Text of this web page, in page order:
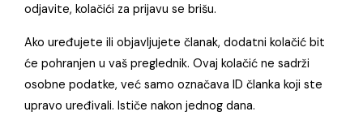
odjavite, kolačići za prijavu se brišu.
Ako uređujete ili objavljujete članak, dodatni kolačić bit
će pohranjen u vaš preglednik. Ovaj kolačić ne sadrži
osobne podatke, već samo označava ID članka koji ste
upravo uređivali. Ističe nakon jednog dana.